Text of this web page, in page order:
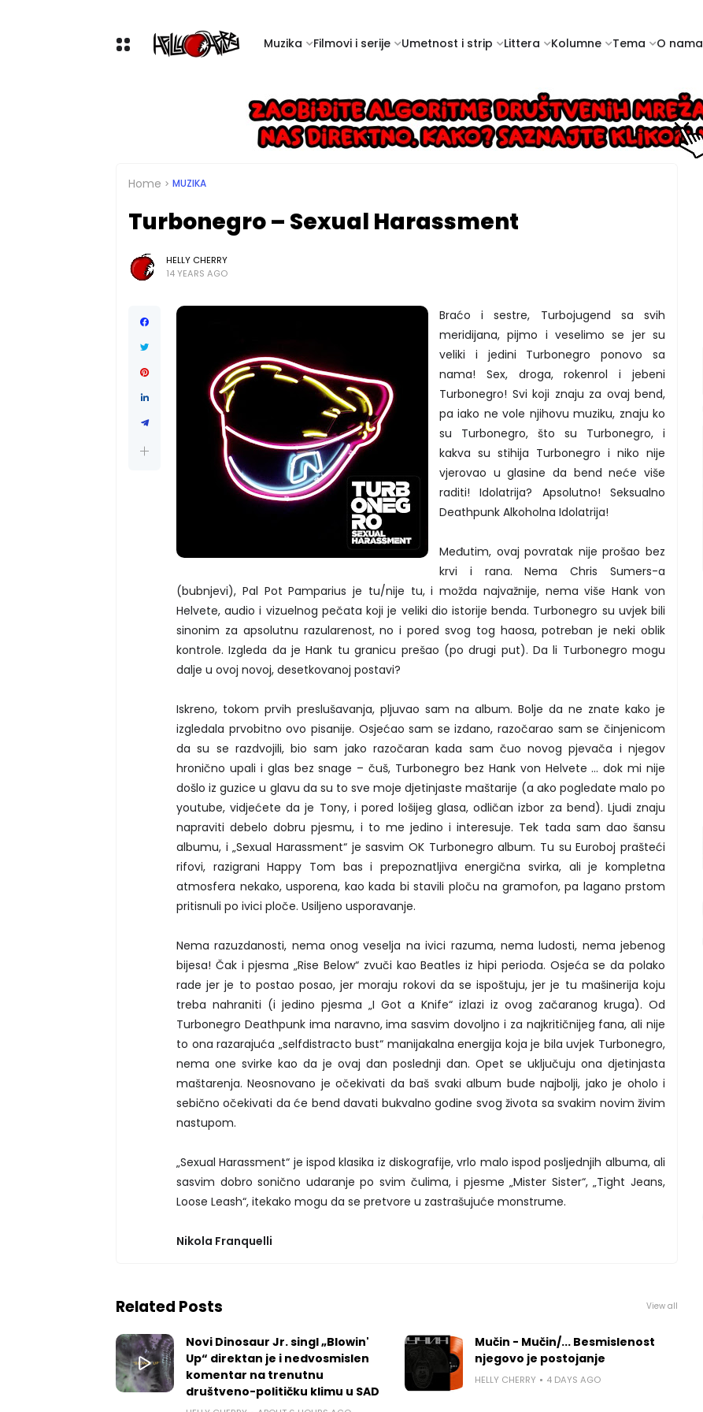
Muzika Filmovi i serije Umetnost i strip Littera Kolumne Tema O nama
Home MUZIKA
Turbonegro – Sexual Harassment
HELLY CHERRY
14 YEARS AGO
Braćo i sestre, Turbojugend sa svih
meridijana, pijmo i veselimo se jer su
veliki i jedini Turbonegro ponovo sa
nama! Sex, droga, rokenrol i jebeni
Turbonegro! Svi koji znaju za ovaj bend,
pa iako ne vole njihovu muziku, znaju ko
su Turbonegro, što su Turbonegro, i
kakva su stihija Turbonegro i niko nije
vjerovao u glasine da bend neće više
raditi! Idolatrija? Apsolutno! Seksualno
Deathpunk Alkoholna Idolatrija!
Međutim, ovaj povratak nije prošao bez
krvi i rana. Nema Chris Sumers-a
(bubnjevi), Pal Pot Pamparius je tu/nije tu, i možda najvažnije, nema više Hank von
Helvete, audio i vizuelnog pečata koji je veliki dio istorije benda. Turbonegro su uvjek bili
sinonim za apsolutnu razularenost, no i pored svog tog haosa, potreban je neki oblik
kontrole. Izgleda da je Hank tu granicu prešao (po drugi put). Da li Turbonegro mogu
dalje u ovoj novoj, desetkovanoj postavi?
Iskreno, tokom prvih preslušavanja, pljuvao sam na album. Bolje da ne znate kako je
izgledala prvobitno ovo pisanije. Osjećao sam se izdano, razočarao sam se činjenicom
da su se razdvojili, bio sam jako razočaran kada sam čuo novog pjevača i njegov
hronično upali i glas bez snage – čuš, Turbonegro bez Hank von Helvete ... dok mi nije
došlo iz guzice u glavu da su to sve moje djetinjaste maštarije (a ako pogledate malo po
youtube, vidjećete da je Tony, i pored lošijeg glasa, odličan izbor za bend). Ljudi znaju
napraviti debelo dobru pjesmu, i to me jedino i interesuje. Tek tada sam dao šansu
albumu, i „Sexual Harassment“ je sasvim OK Turbonegro album. Tu su Euroboj prašteći
rifovi, razigrani Happy Tom bas i prepoznatljiva energična svirka, ali je kompletna
atmosfera nekako, usporena, kao kada bi stavili ploču na gramofon, pa lagano prstom
pritisnuli po ivici ploče. Usiljeno usporavanje.
Nema razuzdanosti, nema onog veselja na ivici razuma, nema ludosti, nema jebenog
bijesa! Čak i pjesma „Rise Below“ zvuči kao Beatles iz hipi perioda. Osjeća se da polako
rade jer je to postao posao, jer moraju rokovi da se ispoštuju, jer je tu mašinerija koju
treba nahraniti (i jedino pjesma „I Got a Knife“ izlazi iz ovog začaranog kruga). Od
Turbonegro Deathpunk ima naravno, ima sasvim dovoljno i za najkritičnijeg fana, ali nije
to ona razarajuća „selfdistracto bust“ manijakalna energija koja je bila uvjek Turbonegro,
nema one svirke kao da je ovaj dan poslednji dan. Opet se uključuju ona djetinjasta
maštarenja. Neosnovano je očekivati da baš svaki album bude najbolji, jako je oholo i
sebično očekivati da će bend davati bukvalno godine svog života sa svakim novim živim
nastupom.
„Sexual Harassment“ je ispod klasika iz diskografije, vrlo malo ispod posljednjih albuma, ali
sasvim dobro sonično udaranje po svim čulima, i pjesme „Mister Sister“, „Tight Jeans,
Loose Leash“, itekako mogu da se pretvore u zastrašujuće monstrume.
Nikola Franquelli
Related Posts View all
Novi Dinosaur Jr. singl „Blowin'
Up“ direktan je i nedvosmislen
komentar na trenutnu
društveno-političku klimu u SAD
Mučin - Mučin/... Besmislenost
njegovo je postojanje
HELLY CHERRY 4 DAYS AGO